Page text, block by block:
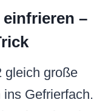
–
gleich große
Gefrierfach.